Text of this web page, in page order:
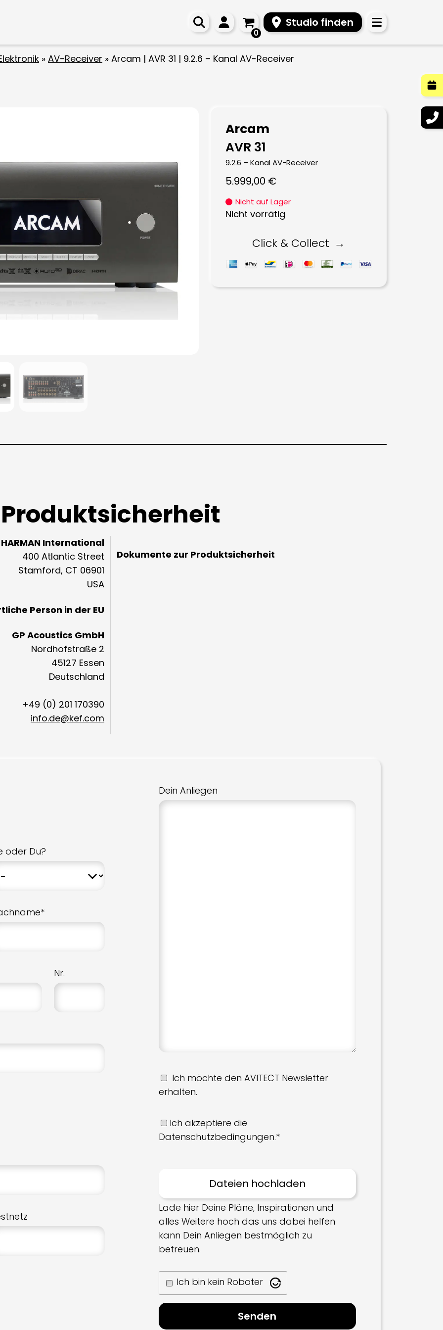
0
Studio finden
» AV-Receiver » Arcam | AVR 31 | 9.2.6 – Kanal AV-Receiver
Arcam
AVR 31
9.2.6 – Kanal AV-Receiver
5.999,00 €
Nicht auf Lager
Nicht vorrätig
Click & Collect
Produktsicherheit
HARMAN International
400 Atlantic Street
Stamford, CT 06901
USA
Person in der EU
GP Acoustics GmbH
Nordhofstraße 2
45127 Essen
Deutschland
+49 (0) 201 170390
info.de@kef.com
Dokumente zur Produktsicherheit
oder Du?
Nr.
Dein Anliegen
Ich möchte den AVITECT Newsletter
erhalten.
Ich akzeptiere die
Datenschutzbedingungen.*
Lade hier Deine Pläne, Inspirationen und
alles Weitere hoch das uns dabei helfen
kann Dein Anliegen bestmöglich zu
betreuen.
Ich bin kein Roboter